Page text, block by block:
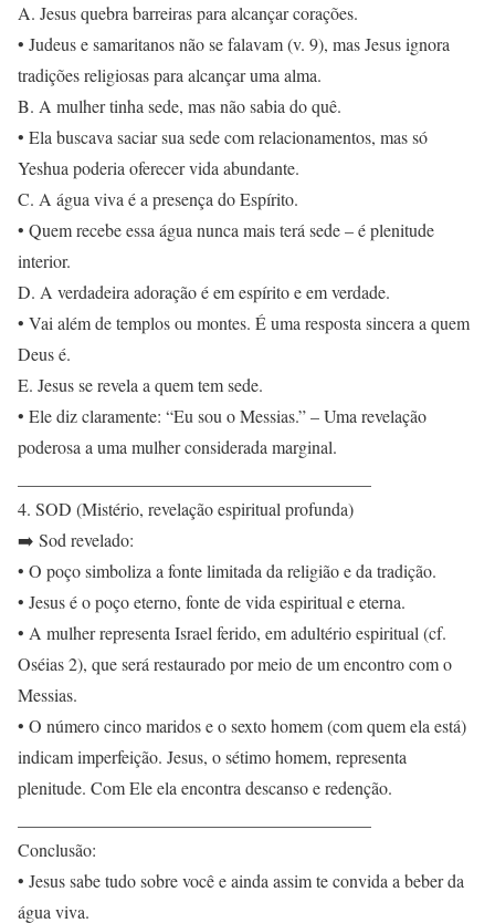
A. Jesus quebra barreiras para alcançar corações.
• Judeus e samaritanos não se falavam (v. 9), mas Jesus ignora
tradições religiosas para alcançar uma alma.
B. A mulher tinha sede, mas não sabia do quê.
• Ela buscava saciar sua sede com relacionamentos, mas só
Yeshua poderia oferecer vida abundante.
C. A água viva é a presença do Espírito.
• Quem recebe essa água nunca mais terá sede – é plenitude
interior.
D. A verdadeira adoração é em espírito e em verdade.
• Vai além de templos ou montes. É uma resposta sincera a quem
Deus é.
E. Jesus se revela a quem tem sede.
• Ele diz claramente: “Eu sou o Messias.” – Uma revelação
poderosa a uma mulher considerada marginal.
4. SOD (Mistério, revelação espiritual profunda)
➡️ Sod revelado:
• O poço simboliza a fonte limitada da religião e da tradição.
• Jesus é o poço eterno, fonte de vida espiritual e eterna.
• A mulher representa Israel ferido, em adultério espiritual (cf.
Oséias 2), que será restaurado por meio de um encontro com o
Messias.
• O número cinco maridos e o sexto homem (com quem ela está)
indicam imperfeição. Jesus, o sétimo homem, representa
plenitude. Com Ele ela encontra descanso e redenção.
Conclusão:
• Jesus sabe tudo sobre você e ainda assim te convida a beber da
água viva.